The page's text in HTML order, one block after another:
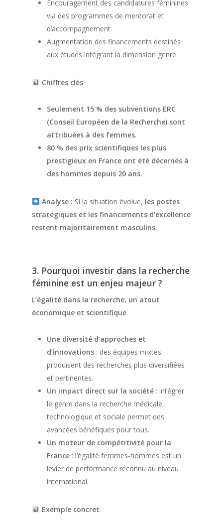
Encouragement des candidatures féminines
via des programmes de mentorat et
d’accompagnement.
Augmentation des financements destinés
aux études intégrant la dimension genre.
Chiffres clés
Seulement 15 % des subventions ERC
(Conseil Européen de la Recherche) sont
attribuées à des femmes.
80 % des prix scientifiques les plus
prestigieux en France ont été décernés à
des hommes depuis 20 ans.
Analyse : Si la situation évolue, les postes
stratégiques et les financements d’excellence
restent majoritairement masculins.
3. Pourquoi investir dans la recherche
féminine est un enjeu majeur ?
L’égalité dans la recherche, un atout
économique et scientifique
Une diversité d’approches et
d’innovations : des équipes mixtes
produisent des recherches plus diversifiées
et pertinentes.
Un impact direct sur la société : intégrer
le genre dans la recherche médicale,
technologique et sociale permet des
avancées bénéfiques pour tous.
Un moteur de compétitivité pour la
France : l’égalité femmes-hommes est un
levier de performance reconnu au niveau
international.
Exemple concret